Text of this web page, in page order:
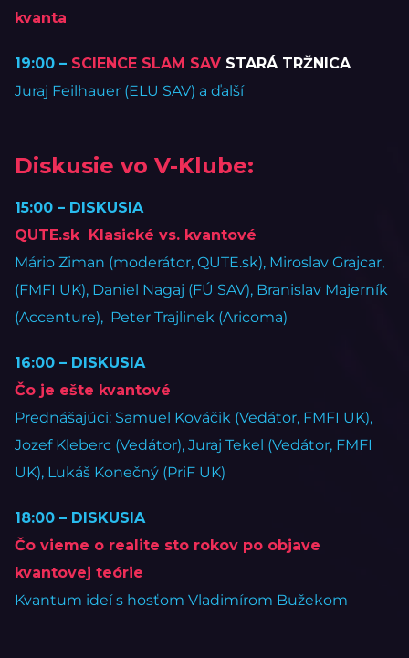
kvanta
19:00 – SCIENCE SLAM SAV STARÁ TRŽNICA
Juraj Feilhauer (ELU SAV) a ďalší
Diskusie vo V-Klube:
15:00 – DISKUSIA
QUTE.sk Klasické vs. kvantové
Mário Ziman (moderátor, QUTE.sk), Miroslav Grajcar,
(FMFI UK), Daniel Nagaj (FÚ SAV), Branislav Majerník
(Accenture), Peter Trajlinek (Aricoma)
16:00 – DISKUSIA
Čo je ešte kvantové
Prednášajúci: Samuel Kováčik (Vedátor, FMFI UK),
Jozef Kleberc (Vedátor), Juraj Tekel (Vedátor, FMFI
UK), Lukáš Konečný (PriF UK)
18:00 – DISKUSIA
Čo vieme o realite sto rokov po objave
kvantovej teórie
Kvantum ideí s hosťom Vladimírom Bužekom